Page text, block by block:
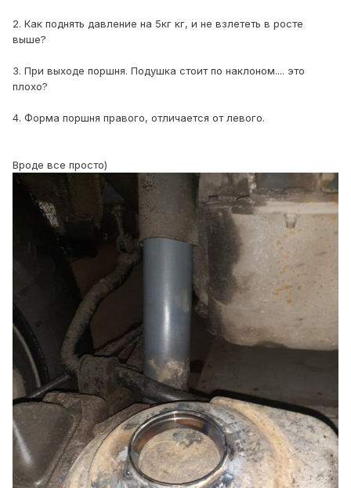
2. Как поднять давление на 5кг кг, и не взлететь в росте
выше?
3. При выходе поршня. Подушка стоит по наклоном.... это
плохо?
4. Форма поршня правого, отличается от левого.
Вроде все просто)